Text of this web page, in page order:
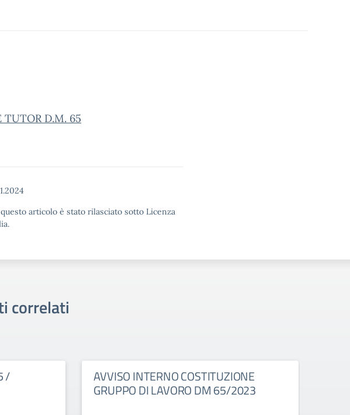
TUTOR D.M. 65
articolo è stato rilasciato sotto Licenza
correlati
/ AVVISO INTERNO COSTITUZIONE
GRUPPO DI LAVORO DM 65/2023